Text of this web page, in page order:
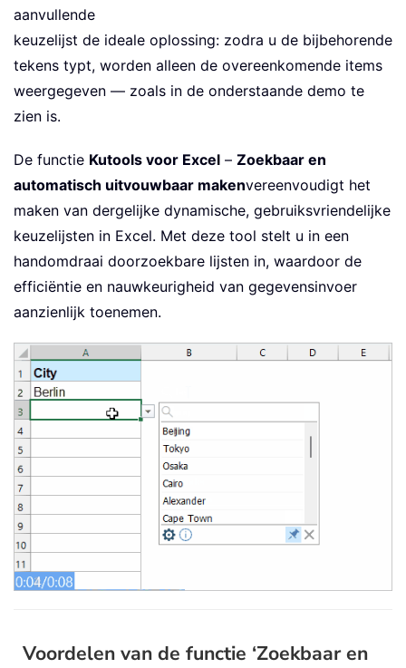
aanvullende
keuzelijst de ideale oplossing: zodra u de bijbehorende
tekens typt, worden alleen de overeenkomende items
weergegeven — zoals in de onderstaande demo te
zien is.
De functie Kutools voor Excel – Zoekbaar en
automatisch uitvouwbaar makenvereenvoudigt het
maken van dergelijke dynamische, gebruiksvriendelijke
keuzelijsten in Excel. Met deze tool stelt u in een
handomdraai doorzoekbare lijsten in, waardoor de
efficiëntie en nauwkeurigheid van gegevensinvoer
aanzienlijk toenemen.
Voordelen van de functie ‘Zoekbaar en